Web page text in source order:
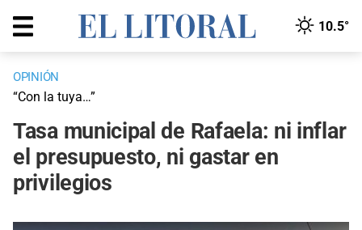
10.5°
OPINIÓN
“Con la tuya…”
Tasa municipal de Rafaela: ni inflar
el presupuesto, ni gastar en
privilegios